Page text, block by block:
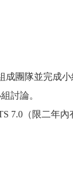
團隊並完成
討論。
7.0（限二年內